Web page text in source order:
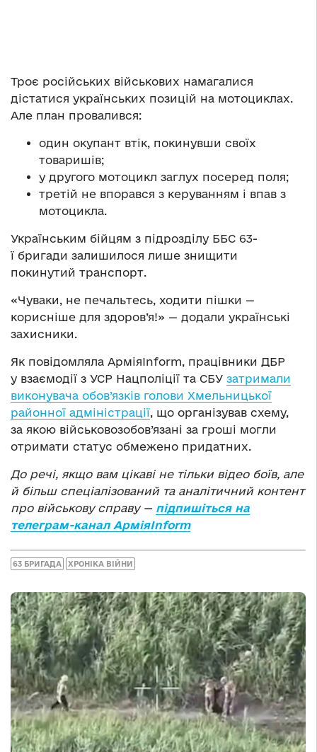
Троє російських військових намагалися
дістатися українських позицій на мотоциклах.
Але план провалився:
один окупант втік, покинувши своїх
товаришів;
у другого мотоцикл заглух посеред поля;
третій не впорався з керуванням і впав з
мотоцикла.
Українським бійцям з підрозділу ББС 63-
ї бригади залишилося лише знищити
покинутий транспорт.
«Чуваки, не печальтесь, ходити пішки —
корисніше для здоров’я!» — додали українські
захисники.
Як повідомляла АрміяInform, працівники ДБР
у взаємодії з УСР Нацполіції та СБУ затримали
виконувача обов’язків голови Хмельницької
районної адміністрації , що організував схему,
за якою військовозобов’язані за гроші могли
отримати статус обмежено придатних.
До речі, якщо вам цікаві не тільки відео боїв, але
й більш спеціалізований та аналітичний контент
про військову справу — підпишіться на
телеграм-канал АрміяInform
63 БРИГАДА ХРОНІКА ВІЙНИ